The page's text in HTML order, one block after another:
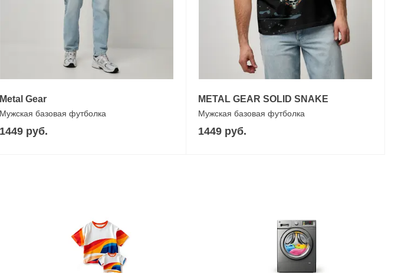
Metal Gear
Мужская базовая футболка
1449 руб.
METAL GEAR SOLID SNAKE
Мужская базовая футболка
1449 руб.